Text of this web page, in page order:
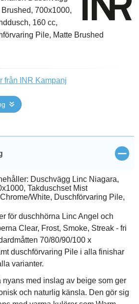
700x1000,
160 cc,
Pile, Matte Brushed
från INR Kampanj
Stäng
Duschvägg Linc Niagara,
Takduschset Mist
White, Duschförvaring Pile,
för duschhörna Linc Angel och
Clear, Frost, Smoke, Streak - fri
70/80/90/100 x
duschförvaring Pile i alla finishar
varianter.
nyans med inslag av beige som ger
och naturlig känsla. Den gör sig